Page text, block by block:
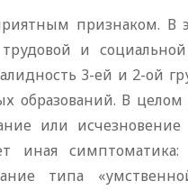
признаком. В
и
3-ей и 2-ой
образований. В
или исчезновение
иная симптоматика:
типа